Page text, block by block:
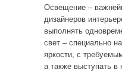
Освещение –
дизайнеров
выполнять
свет – специально
яркости, с
а также выступать в